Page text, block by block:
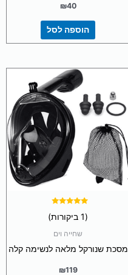
₪40
הוספה לסל
5.00
(1 ביקורות)
שחייה וים
מסכת שנורקל מלאה לנשימה קלה
₪119
למוצר
זה
יש
מספר
סוגים.
ניתן
לבחור
את
האפשרויות